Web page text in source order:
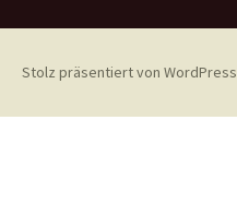
Stolz präsentiert von WordPress